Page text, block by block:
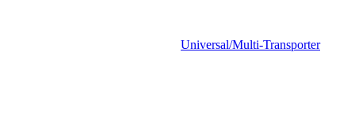
Universal/Multi-Transporter